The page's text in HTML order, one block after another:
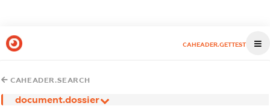
CAHEADER.GETTEST
CAHEADER.SEARCH
document.dossier